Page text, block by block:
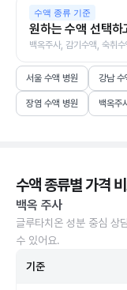
수액 종류 기준
원하는 수액 선택하
백옥주사, 감기수액, 숙취
서울 수액 병원 강남 수
장염 수액 병원 백옥주
수액 종류별 가격
백옥 주사
글루타치온 성분 중심 상
수 있어요.
기준